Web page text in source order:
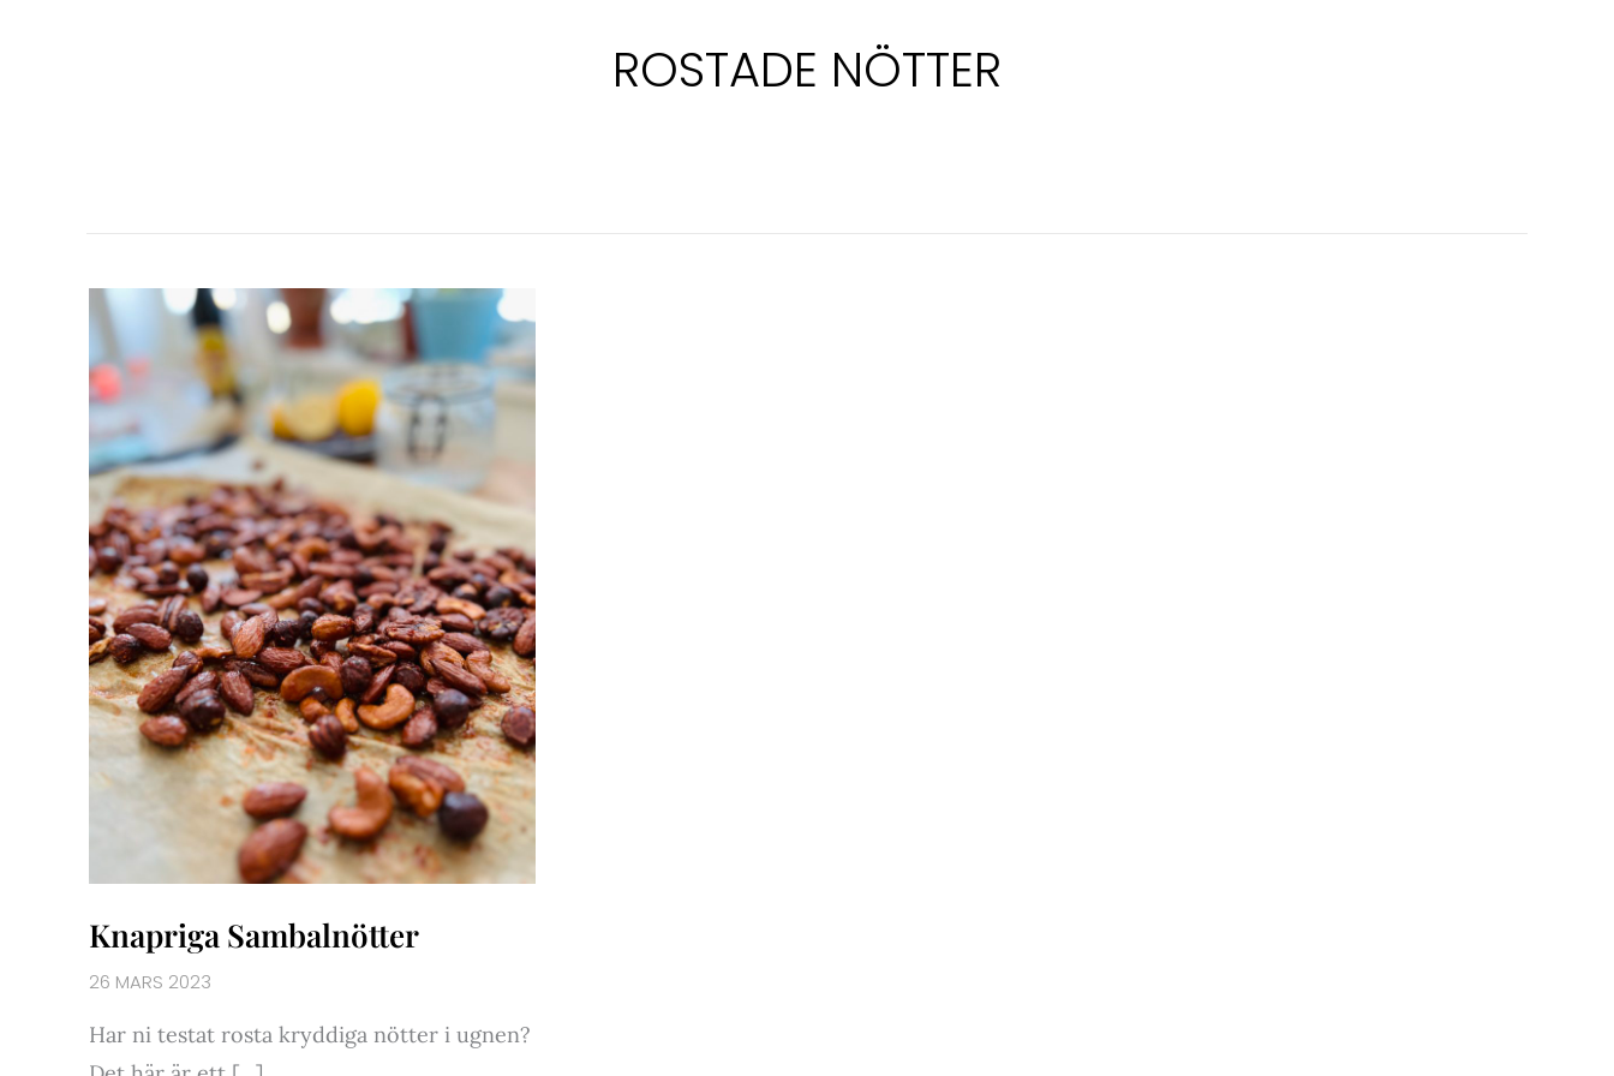
ROSTADE NÖTTER
Knapriga Sambalnötter
26 MARS 2023
Har ni testat rosta kryddiga nötter i ugnen?
KNAPRIGA
SAMBALNÖTTER